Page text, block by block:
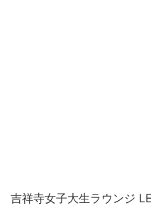
吉祥寺女子大生ラウンジ